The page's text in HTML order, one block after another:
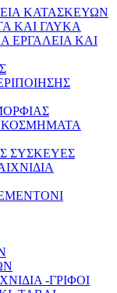
ΚΑΤΑΣΚΕΥΩΝ
ΚΑΙ ΓΛΥΚΑ
ΕΡΓΑΛΕΙΑ ΚΑΙ
ΚΟΣΜΗΜΑΤΑ
ΣΥΣΚΕΥΕΣ
-ΓΡΙΦΟΙ